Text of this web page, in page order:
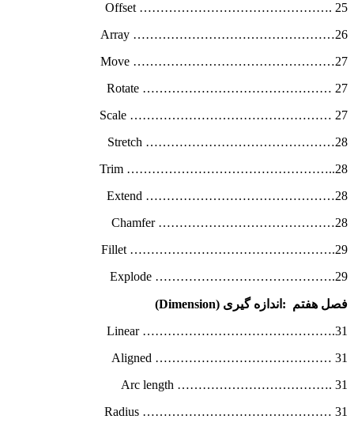
Offset ………………………………………. 25
Array …………………………………………26
Move …………………………………………27
Rotate ……………………………………… 27
Scale ………………………………………… 27
Stretch ………………………………………28
Trim …………………………………………..28
Extend ………………………………………28
Chamfer ……………………………………28
Fillet ………………………………………….29
Explode …………………………………….29
فصل هفتم : اندازه گیری (Dimension)
Linear ……………………………………….31
Aligned …………………………………… 31
Arc length ………………………………. 31
Radius ……………………………………… 31